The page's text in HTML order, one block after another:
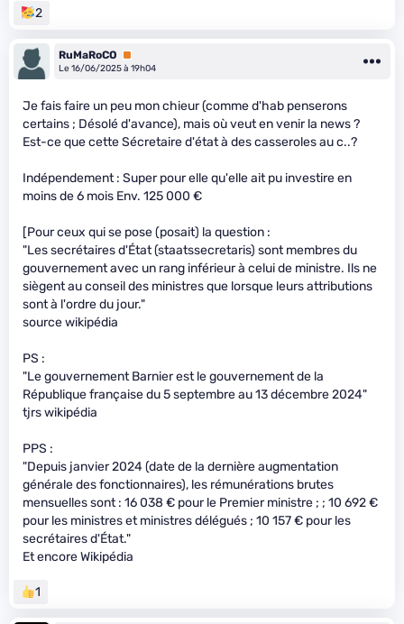
2
RuMaRoCO
Premium
Le 16/06/2025 à 19h04
Je fais faire un peu mon chieur (comme d'hab penserons
certains ; Désolé d'avance), mais où veut en venir la news ?
Est-ce que cette Sécretaire d'état à des casseroles au c..?
Indépendement : Super pour elle qu'elle ait pu investire en
moins de 6 mois Env. 125 000 €
[Pour ceux qui se pose (posait) la question :
"Les secrétaires d'État (staatssecretaris) sont membres du
gouvernement avec un rang inférieur à celui de ministre. Ils ne
siègent au conseil des ministres que lorsque leurs attributions
sont à l'ordre du jour."
source wikipédia
PS :
"Le gouvernement Barnier est le gouvernement de la
République française du 5 septembre au 13 décembre 2024"
tjrs wikipédia
PPS :
"Depuis janvier 2024 (date de la dernière augmentation
générale des fonctionnaires), les rémunérations brutes
mensuelles sont : 16 038 € pour le Premier ministre ; ; 10 692 €
pour les ministres et ministres délégués ; 10 157 € pour les
secrétaires d'État."
Et encore Wikipédia
1